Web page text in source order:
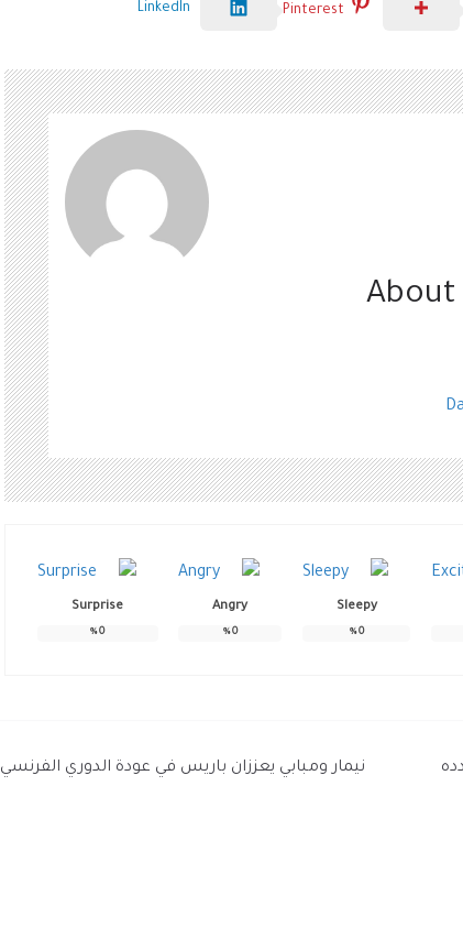
Pinterest
LinkedIn
Sleepy
0
%
Angry
0
%
Surprise
0
%
نيمار ومبابي يعززان باريس في عودة الدوري الفرنسي